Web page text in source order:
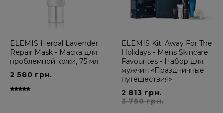
ELEMIS Herbal Lavender
Repair Mask - Маска для
проблемной кожи, 75 мл
2 580 грн.
ELEMIS Kit: Away For The
Holidays - Mens Skincare
Favourites - Набор для
мужчин «Праздничные
путешествия»
2 813 грн.
3 750 грн.